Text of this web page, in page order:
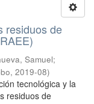
residuos de
Samuel;
, 2019-08)
tecnológica y la
residuos de